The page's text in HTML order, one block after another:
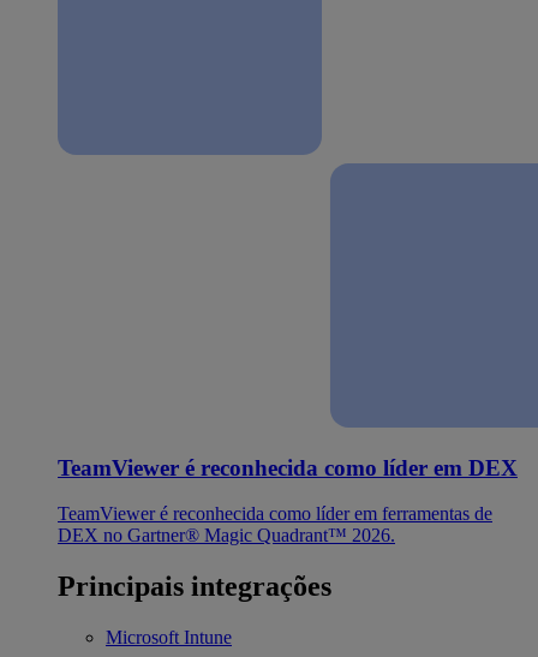
TeamViewer é reconhecida como líder em DEX
TeamViewer é reconhecida como líder em ferramentas de
DEX no Gartner® Magic Quadrant™ 2026.
Principais integrações
Microsoft Intune